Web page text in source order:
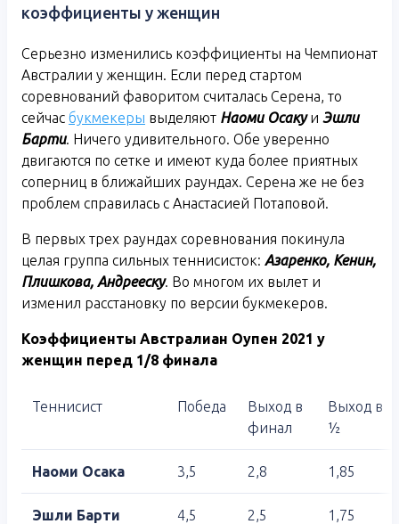
коэффициенты у женщин
Серьезно изменились коэффициенты на Чемпионат
Австралии у женщин. Если перед стартом
соревнований фаворитом считалась Серена, то
сейчас букмекеры выделяют Наоми Осакуи Эшли
Барти. Ничего удивительного. Обе уверенно
двигаются по сетке и имеют куда более приятных
соперниц в ближайших раундах. Серена же не без
проблем справилась с Анастасией Потаповой.
В первых трех раундах соревнования покинула
целая группа сильных теннисисток: Азаренко, Кенин,
Плишкова, Андрееску. Во многом их вылет и
изменил расстановку по версии букмекеров.
Коэффициенты Австралиан Оупен 2021 у
женщин перед 1/8 финала
Теннисист Победа
Выход в
финал
Выход в
½
Наоми Осака 3,5 2,8 1,85
Эшли Барти 4,5 2,5 1,75